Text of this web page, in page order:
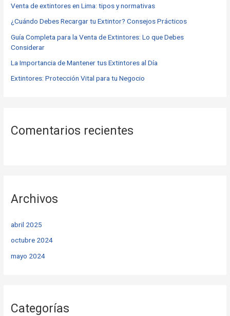
p
o
r
:
Venta de extintores en Lima: tipos y normativas
¿Cuándo Debes Recargar tu Extintor? Consejos Prácticos
Guía Completa para la Venta de Extintores: Lo que Debes
Considerar
La Importancia de Mantener tus Extintores al Día
Extintores: Protección Vital para tu Negocio
Comentarios recientes
Archivos
abril 2025
octubre 2024
mayo 2024
Categorías